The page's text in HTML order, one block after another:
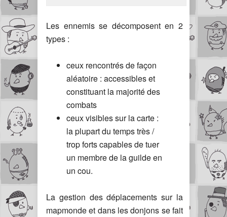
Les ennemis se décomposent en 2
types :
ceux rencontrés de façon
aléatoire : accessibles et
constituant la majorité des
combats
ceux visibles sur la carte :
la plupart du temps très /
trop forts capables de tuer
un membre de la guilde en
un cou.
La gestion des déplacements sur la
mapmonde et dans les donjons se fait